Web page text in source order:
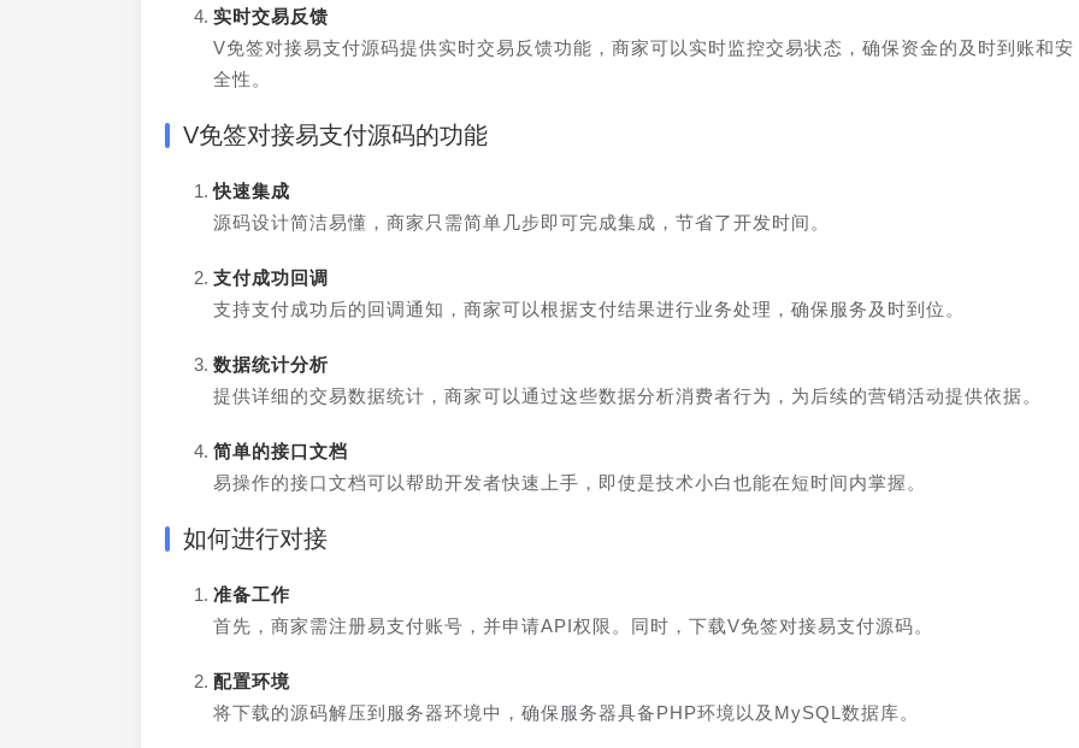
实时交易反馈
V免签对接易支付源码提供实时交易反馈功能，商家可以实时监控交易状态，确保资金的及时到账和安
全性。
V免签对接易支付源码的功能
快速集成
源码设计简洁易懂，商家只需简单几步即可完成集成，节省了开发时间。
支付成功回调
支持支付成功后的回调通知，商家可以根据支付结果进行业务处理，确保服务及时到位。
数据统计分析
提供详细的交易数据统计，商家可以通过这些数据分析消费者行为，为后续的营销活动提供依据。
简单的接口文档
易操作的接口文档可以帮助开发者快速上手，即使是技术小白也能在短时间内掌握。
如何进行对接
准备工作
首先，商家需注册易支付账号，并申请API权限。同时，下载V免签对接易支付源码。
配置环境
将下载的源码解压到服务器环境中，确保服务器具备PHP环境以及MySQL数据库。